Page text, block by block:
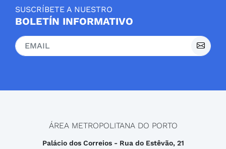
SUSCRÍBETE A NUESTRO
BOLETÍN INFORMATIVO
ÁREA METROPOLITANA DO PORTO
Palácio dos Correios - Rua do Estêvão, 21